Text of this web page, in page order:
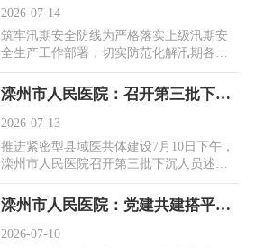
2026-07-14
筑牢汛期安全防线为严格落实上级汛期安
全生产工作部署，切实防范化解汛期各类
安全风险。7月13日上午，滦州市人民医院
组织开展汛期...
滦州市人民医院：召开第三批下沉人员述职考核暨第四批下沉工作动员会
2026-07-13
推进紧密型县域医共体建设7月10日下午，
滦州市人民医院召开第三批下沉人员述职
考核大会暨第四批下沉人员动员部署会。
会议全面总结...
滦州市人民医院：党建共建搭平台，医共体服务暖民心
2026-07-10